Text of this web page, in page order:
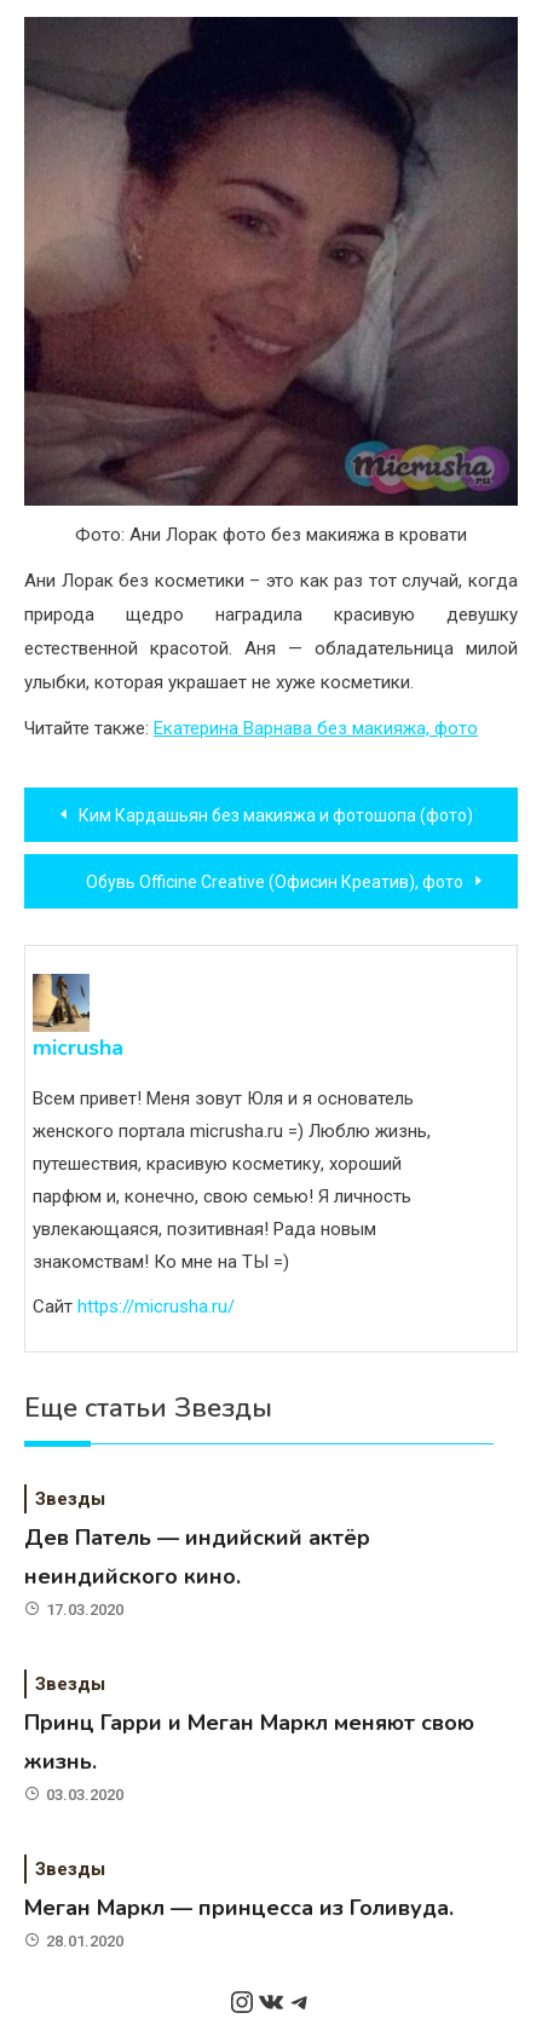
Фото: Ани Лорак фото без макияжа в кровати
Ани Лорак без косметики – это как раз тот случай, когда
природа щедро наградила красивую девушку
естественной красотой. Аня — обладательница милой
улыбки, которая украшает не хуже косметики.
Читайте также: Екатерина Варнава без макияжа, фото
Навигация
по
записям
Ким Кардашьян без макияжа и фотошопа (фото)
Обувь Officine Creative (Офисин Креатив), фото
micrusha
Всем привет! Меня зовут Юля и я основатель
женского портала micrusha.ru =) Люблю жизнь,
путешествия, красивую косметику, хороший
парфюм и, конечно, свою семью! Я личность
увлекающаяся, позитивная! Рада новым
знакомствам! Ко мне на ТЫ =)
Сайт https://micrusha.ru/
Еще статьи Звезды
Звезды
Дев Патель — индийский актёр
неиндийского кино.
17.03.2020
Звезды
Принц Гарри и Меган Маркл меняют свою
жизнь.
03.03.2020
Звезды
Меган Маркл — принцесса из Голивуда.
28.01.2020
Instagram
ВКонтакте
Telegram